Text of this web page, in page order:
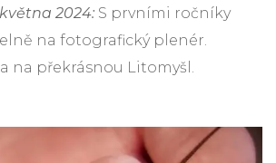
2024: S prvními ročníky
na fotografický plenér.
na překrásnou Litomyšl.